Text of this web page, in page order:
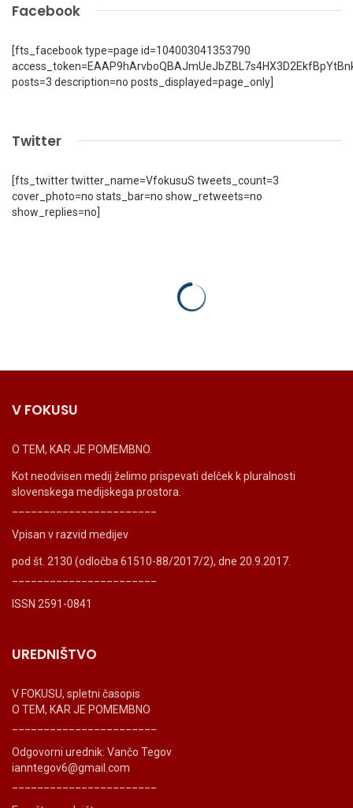
Facebook
[fts_facebook type=page id=104003041353790
posts=3 description=no posts_displayed=page_only]
Twitter
[fts_twitter twitter_name=VfokusuS tweets_count=3
cover_photo=no stats_bar=no show_retweets=no
show_replies=no]
V FOKUSU
O TEM, KAR JE POMEMBNO.
Kot neodvisen medij želimo prispevati delček k pluralnosti
slovenskega medijskega prostora.
Vpisan v razvid medijev
pod št. 2130 (odločba 61510-88/2017/2), dne 20.9.2017.
ISSN 2591-0841
UREDNIŠTVO
V FOKUSU, spletni časopis
O TEM, KAR JE POMEMBNO
Odgovorni urednik: Vančo Tegov
ianntegov6@gmail.com